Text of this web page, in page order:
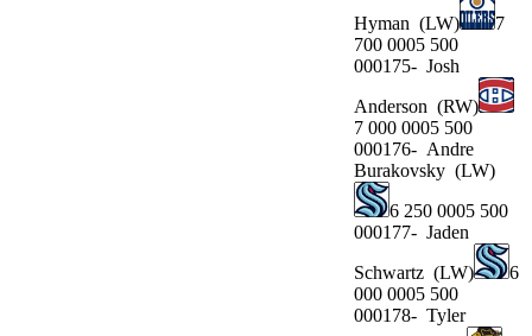
Hyman (LW)
7
700 0005 500
000175- Josh
Anderson (RW)
7 000 0005 500
000176- Andre
Burakovsky (LW)
6 250 0005 500
000177- Jaden
Schwartz (LW)
6
000 0005 500
000178- Tyler